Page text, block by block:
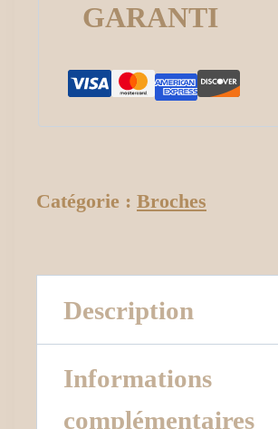
GARANTI
Catégorie : Broches
Description
Informations
complémentaires